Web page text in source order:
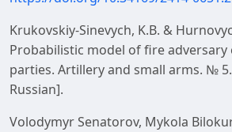
Krukovskiy-Sinevych, K.B. &
Probabilistic model of fire adversary
parties. Artillery and small arms. №
Russian].
Volodymyr Senatorov, Mykola